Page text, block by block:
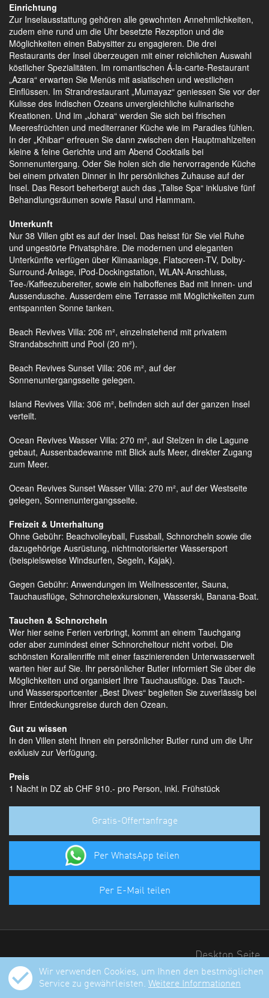
Einrichtung
Zur Inselausstattung gehören alle gewohnten Annehmlichkeiten,
zudem eine rund um die Uhr besetzte Rezeption und die
Möglichkeiten einen Babysitter zu engagieren. Die drei
Restaurants der Insel überzeugen mit einer reichlichen Auswahl
köstlicher Spezialitäten. Im romantischen Á-la-carte-Restaurant
„Azara“ erwarten Sie Menüs mit asiatischen und westlichen
Einflüssen. Im Strandrestaurant „Mumayaz“ geniessen Sie vor der
Kulisse des Indischen Ozeans unvergleichliche kulinarische
Kreationen. Und im „Johara“ werden Sie sich bei frischen
Meeresfrüchten und mediterraner Küche wie im Paradies fühlen.
In der „Khibar“ erfreuen Sie dann zwischen den Hauptmahlzeiten
kleine & feine Gerichte und am Abend Cocktails bei
Sonnenuntergang. Oder Sie holen sich die hervorragende Küche
bei einem privaten Dinner in Ihr persönliches Zuhause auf der
Insel. Das Resort beherbergt auch das „Talise Spa“ inklusive fünf
Behandlungsräumen sowie Rasul und Hammam.
Unterkunft
Nur 38 Villen gibt es auf der Insel. Das heisst für Sie viel Ruhe
und ungestörte Privatsphäre. Die modernen und eleganten
Unterkünfte verfügen über Klimaanlage, Flatscreen-TV, Dolby-
Surround-Anlage, iPod-Dockingstation, WLAN-Anschluss,
Tee-/Kaffeezubereiter, sowie ein halboffenes Bad mit Innen- und
Aussendusche. Ausserdem eine Terrasse mit Möglichkeiten zum
entspannten Sonne tanken.
Beach Revives Villa: 206 m², einzelnstehend mit privatem
Strandabschnitt und Pool (20 m²).
Beach Revives Sunset Villa: 206 m², auf der
Sonnenuntergangsseite gelegen.
Island Revives Villa: 306 m², befinden sich auf der ganzen Insel
verteilt.
Ocean Revives Wasser Villa: 270 m², auf Stelzen in die Lagune
gebaut, Aussenbadewanne mit Blick aufs Meer, direkter Zugang
zum Meer.
Ocean Revives Sunset Wasser Villa: 270 m², auf der Westseite
gelegen, Sonnenuntergangsseite.
Freizeit & Unterhaltung
Ohne Gebühr: Beachvolleyball, Fussball, Schnorcheln sowie die
dazugehörige Ausrüstung, nichtmotorisierter Wassersport
(beispielsweise Windsurfen, Segeln, Kajak).
Gegen Gebühr: Anwendungen im Wellnesscenter, Sauna,
Tauchausflüge, Schnorchelexkursionen, Wasserski, Banana-Boat.
Tauchen & Schnorcheln
Wer hier seine Ferien verbringt, kommt an einem Tauchgang
oder aber zumindest einer Schnorcheltour nicht vorbei. Die
schönsten Korallenriffe mit einer faszinierenden Unterwasserwelt
warten hier auf Sie. Ihr persönlicher Butler informiert Sie über die
Möglichkeiten und organisiert Ihre Tauchausflüge. Das Tauch-
und Wassersportcenter „Best Dives“ begleiten Sie zuverlässig bei
Ihrer Entdeckungsreise durch den Ozean.
Gut zu wissen
In den Villen steht Ihnen ein persönlicher Butler rund um die Uhr
exklusiv zur Verfügung.
Preis
1 Nacht in DZ ab CHF 910.- pro Person, inkl. Frühstück
Gratis-Offertanfrage
Per WhatsApp teilen
Per E-Mail teilen
Desktop Seite
443Bewertungen auf ProvenExpert.com
Wir verwenden Cookies, um Ihnen den bestmöglichen
Service zu gewährleisten. Weitere Informationen
check_circle